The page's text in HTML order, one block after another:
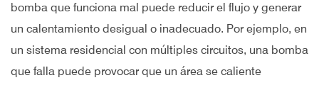
bomba que funciona mal puede reducir el flujo y generar
un calentamiento desigual o inadecuado. Por ejemplo, en
un sistema residencial con múltiples circuitos, una bomba
que falla puede provocar que un área se caliente